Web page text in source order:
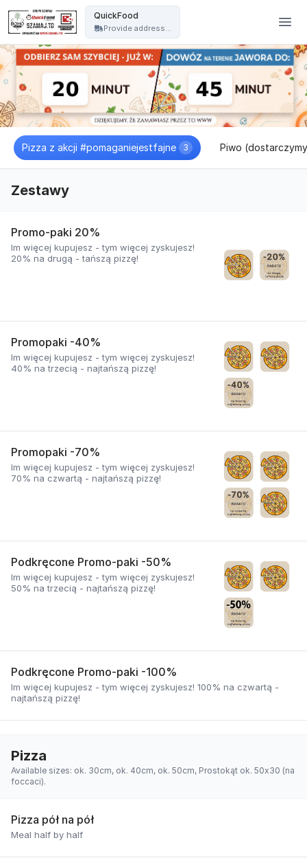
QuickFood
Provide address...
Pizza z akcji #pomaganiejestfajne 3 Piwo
Zestawy
Promo-paki 20%
Im więcej kupujesz - tym więcej zyskujesz!
20% na drugą - tańszą pizzę!
Promopaki -40%
Im więcej kupujesz - tym więcej zyskujesz!
40% na trzecią - najtańszą pizzę!
Promopaki -70%
Im więcej kupujesz - tym więcej zyskujesz!
70% na czwartą - najtańszą pizzę!
Podkręcone Promo-paki -50%
Im więcej kupujesz - tym więcej zyskujesz!
50% na trzecią - najtańszą pizzę!
Podkręcone Promo-paki -100%
Im więcej kupujesz - tym więcej zyskujesz! 100% na czwartą -
najtańszą pizzę!
Pizza
Available sizes: ok. 30cm, ok. 40cm, ok. 50cm, Prostokąt ok. 50x30 (na
foccaci).
Pizza pół na pół
Meal half by half